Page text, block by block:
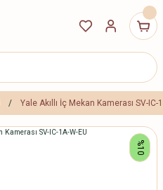
Yale Akıllı İç Mekan Kamerası SV-IC-
%10